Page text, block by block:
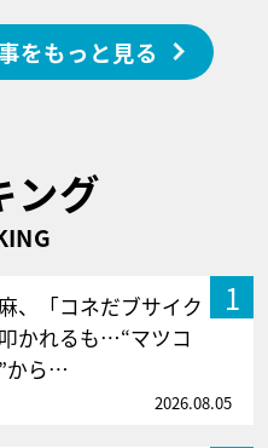
をもっと見る
ング
1
、「コネだブサイク
かれるも…“マツコ
から…
2026.08.05